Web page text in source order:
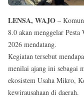
LENSA, WAJO –
8.0 akan menggelar
2026 mendatang.
Kegiatan tersebut
menilai ajang ini sebagai
ekosistem Usaha Mikro,
kewirausahaan di daerah.